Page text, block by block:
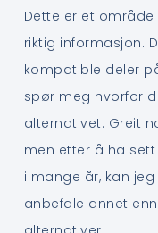
Dette er et
riktig informasjon.
kompatible deler
spør meg hvorfor
alternativet. Greit
men etter å ha
i mange år, kan
anbefale annet